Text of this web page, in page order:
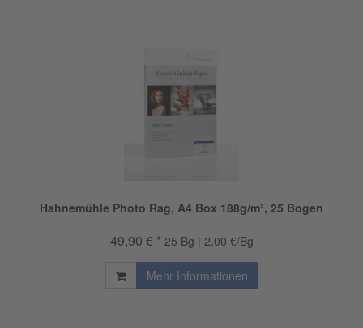
Hahnemühle Photo Rag, A4 Box 188g/m², 25 Bogen
49,90 € * 25 Bg | 2,00 €/Bg
Mehr Informationen